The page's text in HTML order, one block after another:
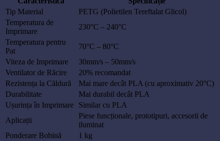
Tip Material
PETG (Polietilen Tereftalat Glicol)
Temperatura de
Imprimare
230°C – 240°C
Temperatura pentru
Pat
70°C – 80°C
Viteza de Imprimare
30mm/s – 50mm/s
Ventilator de Răcire
20% recomandat
Rezistența la Căldură
Mai mare decât PLA (cu aproximativ 20°C)
Durabilitate
Mai durabil decât PLA
Ușurința în Imprimare
Similar cu PLA
Aplicații
Piese funcționale, prototipuri, accesorii de
iluminat
Ponderare Bobină
1 kg